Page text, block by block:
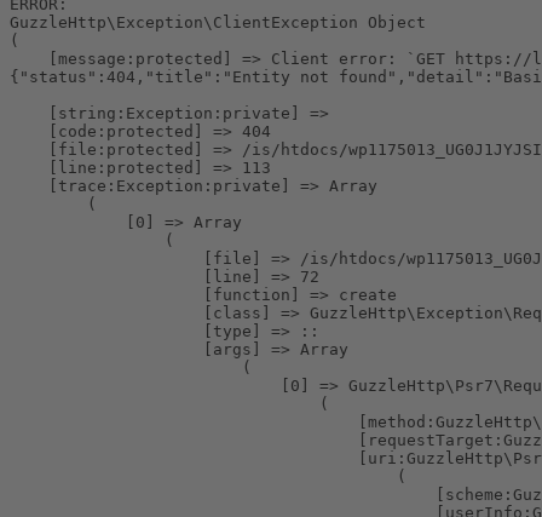
ERROR:
GuzzleHttp\Exception\ClientException Object
(
    [message:protected] => Client error: `GET https://login.smoobu.com/api/reservations?apartmentId=185788` resulted in a `404 Not Found` response:
{"status":404,"title":"Entity not found","detail":"Basic User not allowed"}

    [string:Exception:private] => 
    [code:protected] => 404
    [file:protected] => /is/htdocs/wp1175013_UG0J1JYJSI/haldenmuehle/vendor/guzzlehttp/guzzle/src/Exception/RequestException.php
    [line:protected] => 113
    [trace:Exception:private] => Array
        (
            [0] => Array
                (
                    [file] => /is/htdocs/wp1175013_UG0J1JYJSI/haldenmuehle/vendor/guzzlehttp/guzzle/src/Middleware.php
                    [line] => 72
                    [function] => create
                    [class] => GuzzleHttp\Exception\RequestException
                    [type] => ::
                    [args] => Array
                        (
                            [0] => GuzzleHttp\Psr7\Request Object
                                (
                                    [method:GuzzleHttp\Psr7\Request:private] => GET
                                    [requestTarget:GuzzleHttp\Psr7\Request:private] => 
                                    [uri:GuzzleHttp\Psr7\Request:private] => GuzzleHttp\Psr7\Uri Object
                                        (
                                            [scheme:GuzzleHttp\Psr7\Uri:private] => https
                                            [userInfo:GuzzleHttp\Psr7\Uri:private] => 
                                            [host:GuzzleHttp\Psr7\Uri:private] => login.smoobu.com
                                            [port:GuzzleHttp\Psr7\Uri:private] => 
                                            [path:GuzzleHttp\Psr7\Uri:private] => /api/reservations
                                            [query:GuzzleHttp\Psr7\Uri:private] => apartmentId=185788
                                            [fragment:GuzzleHttp\Psr7\Uri:private] => 
                                            [composedComponents:GuzzleHttp\Psr7\Uri:private] => https://login.smoobu.com/api/reservations?apartmentId=185788
                                        )

                                    [headers:GuzzleHttp\Psr7\Request:private] => Array
                                        (
                                            [User-Agent] => Array
                                                (
                                                    [0] => GuzzleHttp/7
                                                )

                                            [Host] => Array
                                                (
                                                    [0] => login.smoobu.com
                                                )

                                            [Api-Key] => Array
                                                (
                                                    [0] => WRrIvL2N7Pw6aOxwgWZsfV-acLMI3-of
                                                )

                                        )

                                    [headerNames:GuzzleHttp\Psr7\Request:private] => Array
                                        (
                                            [user-agent] => User-Agent
                                            [host] => Host
                                            [api-key] => Api-Key
                                        )

                                    [protocol:GuzzleHttp\Psr7\Request:private] => 1.1
                                    [stream:GuzzleHttp\Psr7\Request:private] => GuzzleHttp\Psr7\Stream Object
                                        (
                                            [stream:GuzzleHttp\Psr7\Stream:private] => Resource id #76
                                            [size:GuzzleHttp\Psr7\Stream:private] => 0
                                            [seekable:GuzzleHttp\Psr7\Stream:private] => 1
                                            [readable:GuzzleHttp\Psr7\Stream:private] => 1
                                            [writable:GuzzleHttp\Psr7\Stream:private] => 1
                                            [uri:GuzzleHttp\Psr7\Stream:private] => php://temp
                                            [customMetadata:GuzzleHttp\Psr7\Stream:private] => Array
                                                (
                                                )

                                        )

                                )

                            [1] => GuzzleHttp\Psr7\Response Object
                                (
                                    [reasonPhrase:GuzzleHttp\Psr7\Response:private] => Not Found
                                    [statusCode:GuzzleHttp\Psr7\Response:private] => 404
                                    [headers:GuzzleHttp\Psr7\Response:private] => Array
                                        (
                                            [Date] => Array
                                                (
                                                    [0] => Sun, 09 Aug 2026 10:04:20 GMT
                                                )

                                            [Content-Type] => Array
                                                (
                                                    [0] => application/json; charset=utf-8
                                                )

                                            [Transfer-Encoding] => Array
                                                (
                                                    [0] => chunked
                                                )

                                            [Connection] => Array
                                                (
                                                    [0] => keep-alive
                                                )

                                            [server] => Array
                                                (
                                                    [0] => cloudflare
                                                )

                                            [x-ratelimit-remaining] => Array
                                                (
                                                    [0] => 999
                                                )

                                            [x-ratelimit-limit] => Array
                                                (
                                                    [0] => 1000
                                                )

                                            [x-ratelimit-retry-after] => Array
                                                (
                                                    [0] => 1786269920
                                                )

                                            [expires] => Array
                                                (
                                                    [0] => Thu, 19 Nov 1981 08:52:00 GMT
                                                )

                                            [cache-control] => Array
                                                (
                                                    [0] => no-store, no-cache, must-revalidate
                                                )

                                            [pragma] => Array
                                                (
                                                    [0] => no-cache
                                                )

                                            [vary] => Array
                                                (
                                                    [0] => Api-Key, accept-encoding
                                                )

                                            [access-control-allow-origin] => Array
                                                (
                                                    [0] => *
                                                )

                                            [x-content-type-options] => Array
                                                (
                                                    [0] => nosniff
                                                )

                                            [strict-transport-security] => Array
                                                (
                                                    [0] => max-age=63072000; preload
                                                )

                                            [cf-cache-status] => Array
                                                (
                                                    [0] => BYPASS
                                                )

                                            [Cf-Apo-Via] => Array
                                                (
                                                    [0] => origin,host
                                                )

                                            [Server-Timing] => Array
                                                (
                                                    [0] => cfCacheStatus;desc="BYPASS"
                                                    [1] => cfEdge;dur=9,cfOrigin;dur=167
                                                )

                                            [CF-RAY] => Array
                                                (
                                                    [0] => a285efa579b48c0d-FRA
                                                )

                                            [alt-svc] => Array
                                                (
                                                    [0] => h3=":443"; ma=86400
                                                )